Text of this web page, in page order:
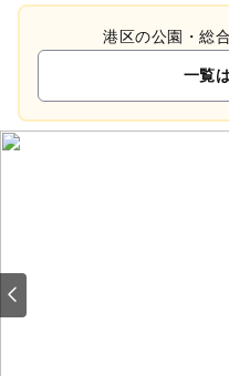
港区の公園・総
一覧